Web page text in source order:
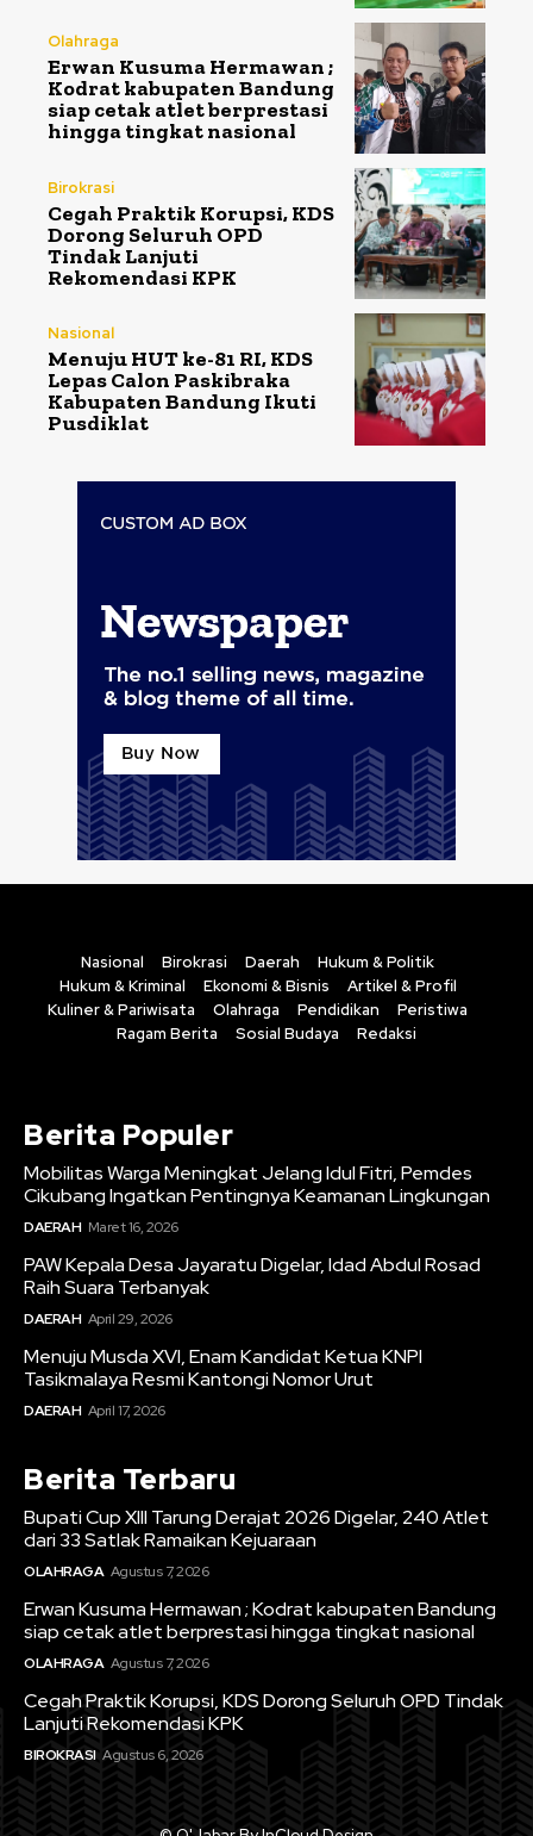
Olahraga
Erwan Kusuma Hermawan ;
Kodrat kabupaten Bandung
siap cetak atlet berprestasi
hingga tingkat nasional
Birokrasi
Cegah Praktik Korupsi, KDS
Dorong Seluruh OPD
Tindak Lanjuti
Rekomendasi KPK
Nasional
Menuju HUT ke-81 RI, KDS
Lepas Calon Paskibraka
Kabupaten Bandung Ikuti
Pusdiklat
Nasional Birokrasi Daerah
Hukum & Politik
Hukum & Kriminal
Ekonomi & Bisnis
Artikel & Profil
Kuliner & Pariwisata
Olahraga Pendidikan
Peristiwa
Ragam Berita
Sosial Budaya Redaksi
Berita Populer
Mobilitas Warga Meningkat Jelang Idul Fitri, Pemdes
Cikubang Ingatkan Pentingnya Keamanan Lingkungan
DAERAH Maret 16, 2026
PAW Kepala Desa Jayaratu Digelar, Idad Abdul Rosad
Raih Suara Terbanyak
DAERAH April 29, 2026
Menuju Musda XVI, Enam Kandidat Ketua KNPI
Tasikmalaya Resmi Kantongi Nomor Urut
DAERAH April 17, 2026
Berita Terbaru
Bupati Cup XIII Tarung Derajat 2026 Digelar, 240 Atlet
dari 33 Satlak Ramaikan Kejuaraan
OLAHRAGA Agustus 7, 2026
Erwan Kusuma Hermawan ; Kodrat kabupaten Bandung
siap cetak atlet berprestasi hingga tingkat nasional
OLAHRAGA Agustus 7, 2026
Cegah Praktik Korupsi, KDS Dorong Seluruh OPD Tindak
Lanjuti Rekomendasi KPK
BIROKRASI Agustus 6, 2026